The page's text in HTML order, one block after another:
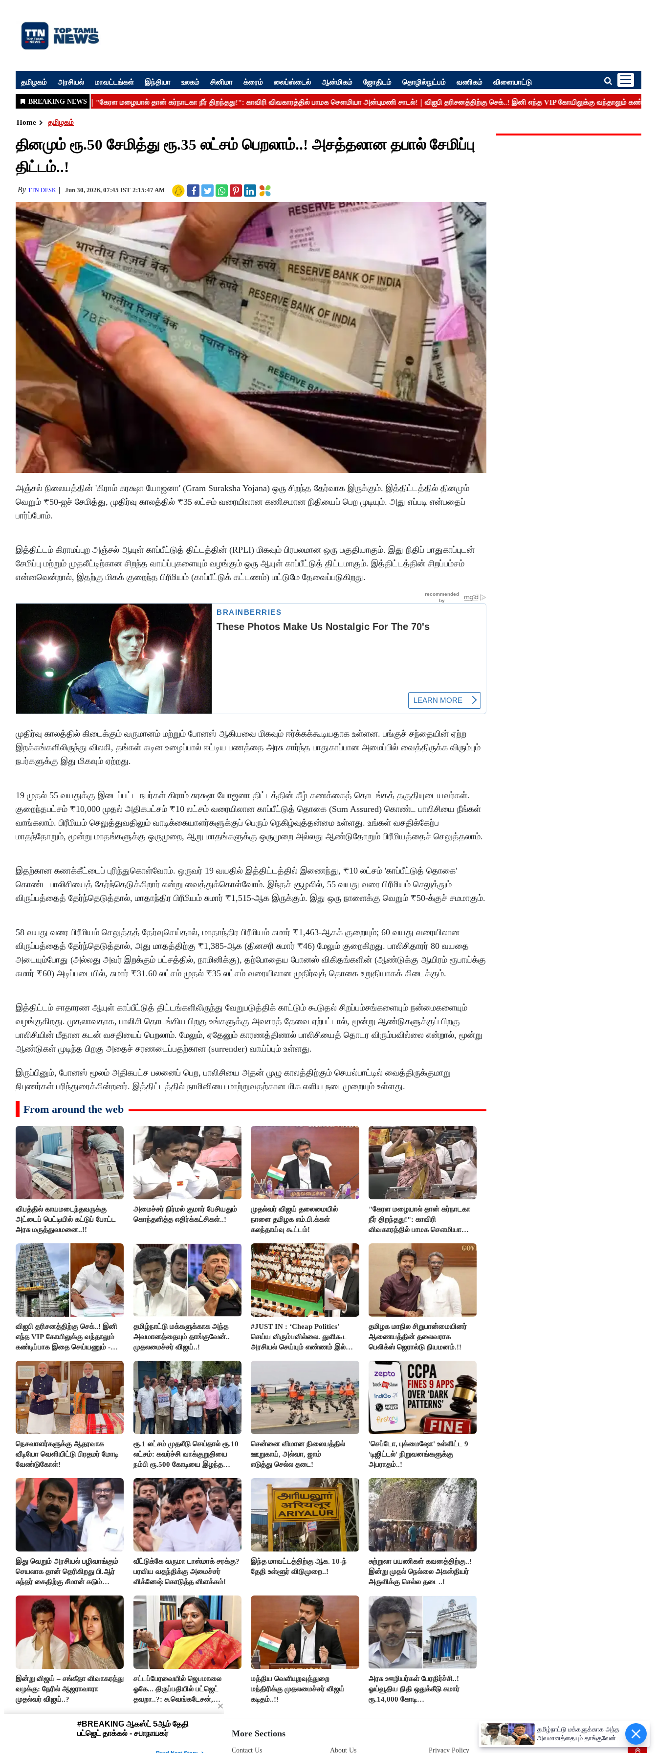
தமிழகம் அரசியல் மாவட்டங்கள் இந்தியா உலகம் சினிமா க்ரைம் லைப்ஸ்டைல் ஆன்மிகம் ஜோதிடம் தொழில்நுட்பம் வணிகம் விளையாட்டு
Home தமிழகம்
தினமும் ரூ.50 சேமித்து ரூ.35 லட்சம் பெறலாம்..! அசத்தலான தபால் சேமிப்பு
திட்டம்..!
By TTN DESK Jun 30, 2026, 07:45 IST 2:15:47 AM
அஞ்சல் நிலையத்தின் 'கிராம் சுரக்ஷா யோஜனா' (Gram Suraksha Yojana) ஒரு சிறந்த தேர்வாக இருக்கும். இத்திட்டத்தில் தினமும்
வெறும் ₹50-ஐச் சேமித்து, முதிர்வு காலத்தில் ₹35 லட்சம் வரையிலான கணிசமான நிதியைப் பெற முடியும். அது எப்படி என்பதைப்
பார்ப்போம்.
இத்திட்டம் கிராமப்புற அஞ்சல் ஆயுள் காப்பீட்டுத் திட்டத்தின் (RPLI) மிகவும் பிரபலமான ஒரு பகுதியாகும். இது நிதிப் பாதுகாப்புடன்
சேமிப்பு மற்றும் முதலீட்டிற்கான சிறந்த வாய்ப்புகளையும் வழங்கும் ஒரு ஆயுள் காப்பீட்டுத் திட்டமாகும். இத்திட்டத்தின் சிறப்பம்சம்
என்னவென்றால், இதற்கு மிகக் குறைந்த பிரீமியம் (காப்பீட்டுக் கட்டணம்) மட்டுமே தேவைப்படுகிறது.
முதிர்வு காலத்தில் கிடைக்கும் வருமானம் மற்றும் போனஸ் ஆகியவை மிகவும் ஈர்க்கக்கூடியதாக உள்ளன. பங்குச் சந்தையின் ஏற்ற
இறக்கங்களிலிருந்து விலகி, தங்கள் கடின உழைப்பால் ஈட்டிய பணத்தை அரசு சார்ந்த பாதுகாப்பான அமைப்பில் வைத்திருக்க விரும்பும்
நபர்களுக்கு இது மிகவும் ஏற்றது.
19 முதல் 55 வயதுக்கு இடைப்பட்ட நபர்கள் கிராம் சுரக்ஷா யோஜனா திட்டத்தின் கீழ் கணக்கைத் தொடங்கத் தகுதியுடையவர்கள்.
குறைந்தபட்சம் ₹10,000 முதல் அதிகபட்சம் ₹10 லட்சம் வரையிலான காப்பீட்டுத் தொகை (Sum Assured) கொண்ட பாலிசியை நீங்கள்
வாங்கலாம். பிரீமியம் செலுத்துவதிலும் வாடிக்கையாளர்களுக்குப் பெரும் நெகிழ்வுத்தன்மை உள்ளது. உங்கள் வசதிக்கேற்ப
மாதந்தோறும், மூன்று மாதங்களுக்கு ஒருமுறை, ஆறு மாதங்களுக்கு ஒருமுறை அல்லது ஆண்டுதோறும் பிரீமியத்தைச் செலுத்தலாம்.
இதற்கான கணக்கீட்டைப் புரிந்துகொள்வோம். ஒருவர் 19 வயதில் இத்திட்டத்தில் இணைந்து, ₹10 லட்சம் 'காப்பீட்டுத் தொகை'
கொண்ட பாலிசியைத் தேர்ந்தெடுக்கிறார் என்று வைத்துக்கொள்வோம். இந்தச் சூழலில், 55 வயது வரை பிரீமியம் செலுத்தும்
விருப்பத்தைத் தேர்ந்தெடுத்தால், மாதாந்திர பிரீமியம் சுமார் ₹1,515-ஆக இருக்கும். இது ஒரு நாளைக்கு வெறும் ₹50-க்குச் சமமாகும்.
58 வயது வரை பிரீமியம் செலுத்தத் தேர்வுசெய்தால், மாதாந்திர பிரீமியம் சுமார் ₹1,463-ஆகக் குறையும்; 60 வயது வரையிலான
விருப்பத்தைத் தேர்ந்தெடுத்தால், அது மாதத்திற்கு ₹1,385-ஆக (தினசரி சுமார் ₹46) மேலும் குறைகிறது. பாலிசிதாரர் 80 வயதை
அடையும்போது (அல்லது அவர் இறக்கும் பட்சத்தில், நாமினிக்கு), தற்போதைய போனஸ் விகிதங்களின் (ஆண்டுக்கு ஆயிரம் ரூபாய்க்கு
சுமார் ₹60) அடிப்படையில், சுமார் ₹31.60 லட்சம் முதல் ₹35 லட்சம் வரையிலான முதிர்வுத் தொகை உறுதியாகக் கிடைக்கும்.
இத்திட்டம் சாதாரண ஆயுள் காப்பீட்டுத் திட்டங்களிலிருந்து வேறுபடுத்திக் காட்டும் கூடுதல் சிறப்பம்சங்களையும் நன்மைகளையும்
வழங்குகிறது. முதலாவதாக, பாலிசி தொடங்கிய பிறகு உங்களுக்கு அவசரத் தேவை ஏற்பட்டால், மூன்று ஆண்டுகளுக்குப் பிறகு
பாலிசியின் மீதான கடன் வசதியைப் பெறலாம். மேலும், ஏதேனும் காரணத்தினால் பாலிசியைத் தொடர விரும்பவில்லை என்றால், மூன்று
ஆண்டுகள் முடிந்த பிறகு அதைச் சரணடைப்பதற்கான (surrender) வாய்ப்பும் உள்ளது.
இருப்பினும், போனஸ் மூலம் அதிகபட்ச பலனைப் பெற, பாலிசியை அதன் முழு காலத்திற்கும் செயல்பாட்டில் வைத்திருக்குமாறு
நிபுணர்கள் பரிந்துரைக்கின்றனர். இத்திட்டத்தில் நாமினியை மாற்றுவதற்கான மிக எளிய நடைமுறையும் உள்ளது.
From around the web
விபத்தில் காயமடைந்தவருக்கு
அட்டைப் பெட்டியில் கட்டுப் போட்ட
அரசு மருத்துவமனை..!!
அமைச்சர் நிர்மல் குமார் பேசியதும்
கொந்தளித்த எதிர்க்கட்சிகள்..!
முதல்வர் விஜய் தலைமையில்
நாளை தமிழக எம்.பி.க்கள்
கலந்தாய்வு கூட்டம்!
"கேரள மழையால் தான் கர்நாடகா
நீர் திறந்தது!": காவிரி
விவகாரத்தில் பாமக சௌமியா
விஐபி தரிசனத்திற்கு செக்..! இனி
எந்த VIP கோயிலுக்கு வந்தாலும்
கண்டிப்பாக இதை செய்யணும் -
தமிழ்நாட்டு மக்களுக்காக அந்த
அவமானத்தையும் தாங்குவேன்..
முதலமைச்சர் விஜய்..!
#JUST IN : ‘Cheap Politics’
செய்ய விரும்பவில்லை. துளிகூட
அரசியல் செய்யும் எண்ணம் இல்லை
தமிழக மாநில சிறுபான்மையினர்
ஆணையத்தின் தலைவராக
பெலிக்ஸ் ஜெரால்டு நியமனம்.!!
நெசவாளர்களுக்கு ஆதரவாக
வீடியோ வெளியிட்டு பிரதமர் மோடி
வேண்டுகோள்!
ரூ.1 லட்சம் முதலீடு செய்தால் ரூ.10
லட்சம்: கவர்ச்சி வாக்குறுதியை
நம்பி ரூ.500 கோடியை இழந்த
சென்னை விமான நிலையத்தில்
ஊறுகாய், அல்வா, ஜாம்
எடுத்து செல்ல தடை!
'செப்டோ, புக்மைஷோ' உள்ளிட்ட 9
'டிஜிட்டல்' நிறுவனங்களுக்கு
அபராதம்..!
இது வெறும் அரசியல் பழிவாங்கும்
செயலாக தான் தெரிகிறது பி.ஆர்
சுந்தர் கைதிற்கு சீமான் கடும்
வீட்டுக்கே வருமா டாஸ்மாக் சரக்கு?
பரவிய வதந்திக்கு அமைச்சர்
விக்னேஷ் கொடுத்த விளக்கம்!
இந்த மாவட்டத்திற்கு ஆக. 10-ந்
தேதி உள்ளூர் விடுமுறை..!
சுற்றுலா பயணிகள் கவனத்திற்கு..!
இன்று முதல் நெல்லை அகஸ்தியர்
அருவிக்கு செல்ல தடை..!
இன்று விஜய் – சங்கீதா விவாகரத்து
வழக்கு: நேரில் ஆஜராவாரா
முதல்வர் விஜய்..?
சட்டப்பேரவையில் ஜெபமாலை
ஓகே... திருப்பதியில் பட்ஜெட்
தவறா..?: சு.வெங்கடேசன்,
திருமாவளவனுக்கு தமிழிசை
கேள்வி..!
மத்திய வெளியுறவுத்துறை
மந்திரிக்கு முதலமைச்சர் விஜய்
கடிதம்..!!
அரசு ஊழியர்கள் பேரதிர்ச்சி..!
ஓய்வூதிய நிதி ஒதுக்கீடு சுமார்
ரூ.14,000 கோடி
More Sections
Contact Us About Us Privacy Policy
தமிழ்நாட்டு மக்களுக்காக அந்த
அவமானத்தையும் தாங்குவேன்..
முதலமைச்சர் விஜய்..!